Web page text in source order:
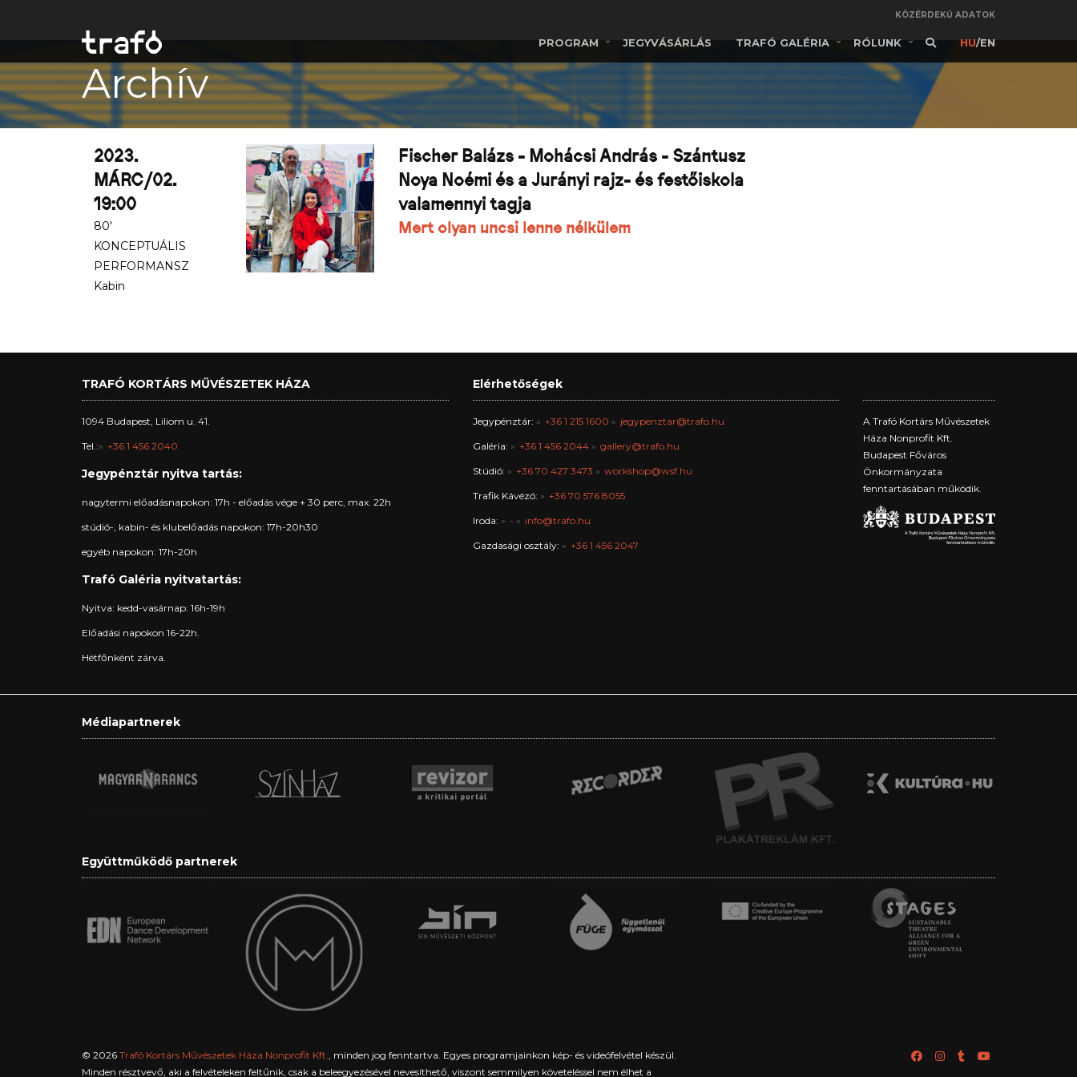
KÖZÉRDEKŰ ADATOK
PROGRAM JEGYVÁSÁRLÁS TRAFÓ GALÉRIA RÓLUNK HU/EN
Archív
2023.
MÁRC/02.
19:00
80'
KONCEPTUÁLIS
PERFORMANSZ
Kabin
Fischer Balázs - Mohácsi András - Szántusz
Noya Noémi és a Jurányi rajz- és festőiskola
valamennyi tagja
Mert olyan uncsi lenne nélkülem
TRAFÓ KORTÁRS MŰVÉSZETEK HÁZA
1094 Budapest, Liliom u. 41.
Tel.: +36 1 456 2040
Jegypénztár nyitva tartás:
nagytermi előadásnapokon: 17h - előadás vége + 30 perc, max. 22h
stúdió-, kabin- és klubelőadás napokon: 17h-20h30
egyéb napokon: 17h-20h
Trafó Galéria nyitvatartás:
Nyitva: kedd-vasárnap: 16h-19h
Előadási napokon 16-22h.
Hétfőnként zárva.
Elérhetőségek
Jegypénztár: +36 1 215 1600 jegypenztar@trafo.hu
Galéria: +36 1 456 2044 gallery@trafo.hu
Stúdió: +36 70 427 3473 workshop@wsf.hu
Trafik Kávézó: +36 70 576 8055
Iroda: - info@trafo.hu
Gazdasági osztály: +36 1 456 2047
A Trafó Kortárs Művészetek
Háza Nonprofit Kft.
Budapest Főváros
Önkormányzata
fenntartásában működik.
Médiapartnerek
Együttműködő partnerek
© 2026 Trafó Kortárs Művészetek Háza Nonprofit Kft.
, minden jog fenntartva. Egyes programjainkon kép- és videófelvétel készül.
Minden résztvevő, aki a felvételeken feltűnik, csak a beleegyezésével nevesíthető, viszont semmilyen követeléssel nem élhet a